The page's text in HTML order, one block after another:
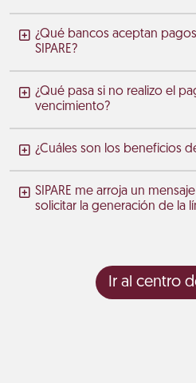
¿Qué bancos aceptan
SIPARE?
¿Qué pasa si no realizo el
vencimiento?
¿Cuáles son los beneficios de
SIPARE me arroja un
solicitar la generación de la
Ir al centro